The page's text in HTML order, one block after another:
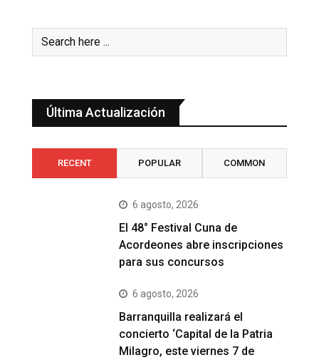
Última Actualización
RECENT POPULAR COMMON
6 agosto, 2026
El 48° Festival Cuna de
Acordeones abre inscripciones
para sus concursos
6 agosto, 2026
Barranquilla realizará el
concierto ‘Capital de la Patria
Milagro, este viernes 7 de